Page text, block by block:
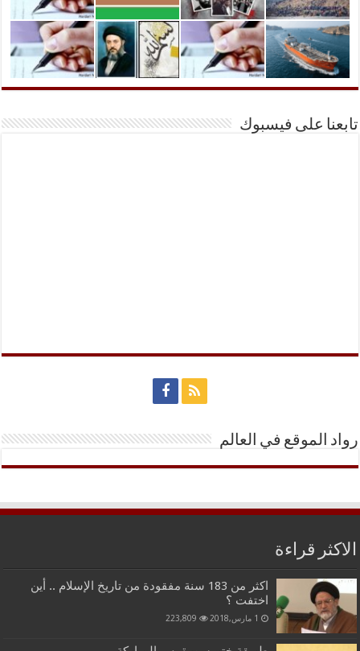
تابعنا على فيسبوك
رواد الموقع في العالم
الاكثر قراءة
اكثر من 183 سنة مفقودة من تاريخ الإسلام .. أين
اختفت ؟
1 مارس,2018 223,809